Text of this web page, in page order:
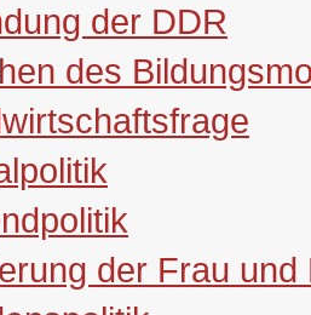
der DDR
des
der Frau und